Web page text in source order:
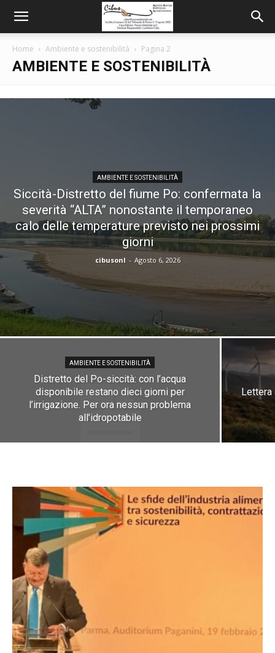
Home Ambiente e sostenibilità Pagina 2
AMBIENTE E SOSTENIBILITÀ
AMBIENTE E SOSTENIBILITÀ
Siccità-Distretto del fiume Po: confermata la
severità “ALTA” nonostante il temporaneo
calo delle temperature previsto nei prossimi
giorni
cibusonl - Agosto 6, 2026
AMBIENTE E SOSTENIBILITÀ
Distretto del Po-siccità: con l’acqua
disponibile restano dieci giorni per
l’irrigazione. Per ora nessun problema
all’idropotabile